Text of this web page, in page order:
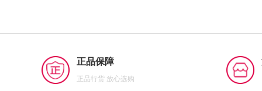
正品保障
正品行货 放心选购